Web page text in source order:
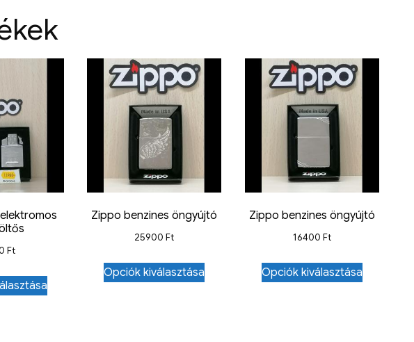
Ft
Zippo benzines öngyújtó
25900Ft
Opciók kiválasztása
Zippo benzines öngyújtó
16400 Ft
Opciók kiválasztása